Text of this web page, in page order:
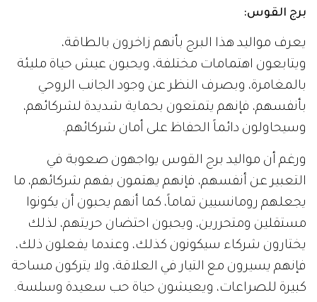
برج القوس:
يعرف مواليد هذا البرج بأنهم زاخرون بالطاقة،
ويتابعون اهتمامات مختلفة، ويحبون عيش حياة مليئة
بالمغامرة، وبصرف النظر عن وجود الجانب الروحي
بأنفسهم، فإنهم يتمتعون بحماية شديدة لشركائهم،
وسيحاولون دائماً الحفاظ على أمان شركائهم.
ورغم أن مواليد برج القوس يواجهون صعوبة في
التعبير عن أنفسهم، فإنهم يهتمون بفهم شركائهم، ما
يجعلهم رومانسيين تماماً، كما أنهم يحبون أن يكونوا
مستقلين ومتحررين، ويحبون احتضان حريتهم، لذلك
يختارون شركاء سيكونون كذلك، وعندما يفعلون ذلك،
فإنهم يسيرون مع التيار في العلاقة، ولا يتركون مساحة
كبيرة للصراعات، ويعيشون حياة حب سعيدة وسلسة.